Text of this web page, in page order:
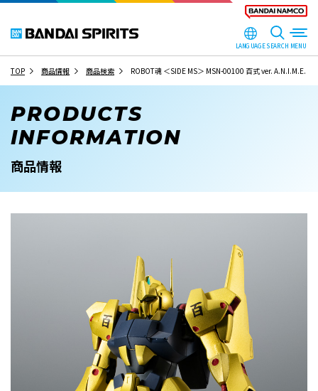
LANGUAGESEARCH
TOP 商品情報 商品検索 ROBOT魂 ＜SIDE MS＞ MSN-00100 百式 ver. A.N.I.M.E.
PRODUCTS
INFORMATION
商品情報